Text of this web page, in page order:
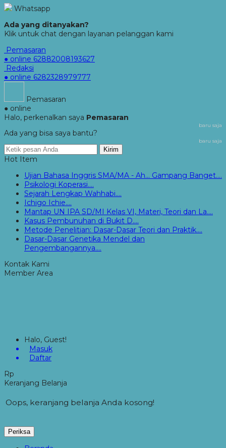
Whatsapp
Ada yang ditanyakan?
Klik untuk chat dengan layanan pelanggan kami
Pemasaran
● online 62882008193627
Redaksi
● online 6282328979777
Pemasaran
● online
Halo, perkenalkan saya Pemasaran
baru saja
Ada yang bisa saya bantu?
baru saja
Kirim
Hot Item
Ujian Bahasa Inggris SMA/MA - Ah... Gampang Banget....
Psikologi Koperasi....
Sejarah Lengkap Wahhabi....
Ichigo Ichie....
Mantap UN IPA SD/MI Kelas VI, Materi, Teori dan La....
Kasus Pembunuhan di Bukit D....
Metode Penelitian: Dasar-Dasar Teori dan Praktik....
Dasar-Dasar Genetika Mendel dan
Pengembangannya....
Kontak Kami
Member Area
Halo, Guest!
Masuk
Daftar
Rp
Keranjang Belanja
Oops, keranjang belanja Anda kosong!
Periksa